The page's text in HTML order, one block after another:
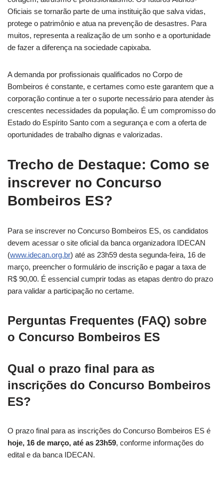
Oficiais se tornarão parte de uma instituição que salva vidas,
protege o patrimônio e atua na prevenção de desastres. Para
muitos, representa a realização de um sonho e a oportunidade
de fazer a diferença na sociedade capixaba.
A demanda por profissionais qualificados no Corpo de
Bombeiros é constante, e certames como este garantem que a
corporação continue a ter o suporte necessário para atender às
crescentes necessidades da população. É um compromisso do
Estado do Espírito Santo com a segurança e com a oferta de
oportunidades de trabalho dignas e valorizadas.
Trecho de Destaque: Como se
inscrever no Concurso
Bombeiros ES?
Para se inscrever no Concurso Bombeiros ES, os candidatos
devem acessar o site oficial da banca organizadora IDECAN
(www.idecan.org.br) até as 23h59 desta segunda-feira, 16 de
março, preencher o formulário de inscrição e pagar a taxa de
R$ 90,00. É essencial cumprir todas as etapas dentro do prazo
para validar a participação no certame.
Perguntas Frequentes (FAQ) sobre
o Concurso Bombeiros ES
Qual o prazo final para as
inscrições do Concurso Bombeiros
ES?
O prazo final para as inscrições do Concurso Bombeiros ES é
hoje, 16 de março, até as 23h59, conforme informações do
edital e da banca IDECAN.